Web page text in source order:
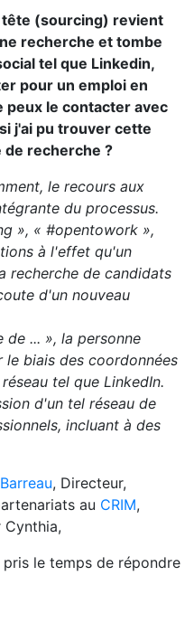
tête (sourcing) revient
recherche et tombe
tel que Linkedin,
pour un emploi en
peux le contacter avec
j'ai pu trouver cette
de recherche ?
le recours aux
du processus.
», « #opentowork »,
à l'effet qu'un
recherche de candidats
d'un nouveau
... », la personne
biais des coordonnées
tel que LinkedIn.
d'un tel réseau de
incluant à des
, Directeur,
au CRIM,
le temps de répondre